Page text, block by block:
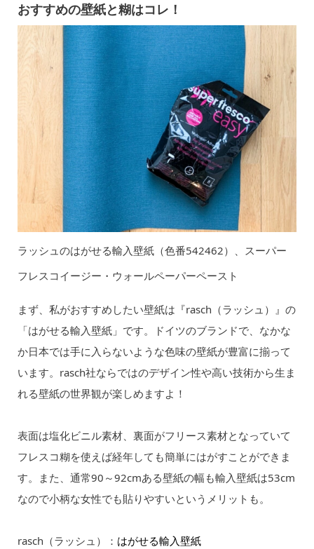
おすすめの壁紙と糊はコレ！
ラッシュのはがせる輸入壁紙（色番542462）、スーパー
フレスコイージー・ウォールペーパーペースト
まず、私がおすすめしたい壁紙は『rasch（ラッシュ）』の
「はがせる輸入壁紙」です。ドイツのブランドで、なかな
か日本では手に入らないような色味の壁紙が豊富に揃って
います。rasch社ならではのデザイン性や高い技術から生ま
れる壁紙の世界観が楽しめますよ！
表面は塩化ビニル素材、裏面がフリース素材となっていて
フレスコ糊を使えば経年しても簡単にはがすことができま
す。また、通常90～92cmある壁紙の幅も輸入壁紙は53cm
なので小柄な女性でも貼りやすいというメリットも。
rasch（ラッシュ）： はがせる輸入壁紙